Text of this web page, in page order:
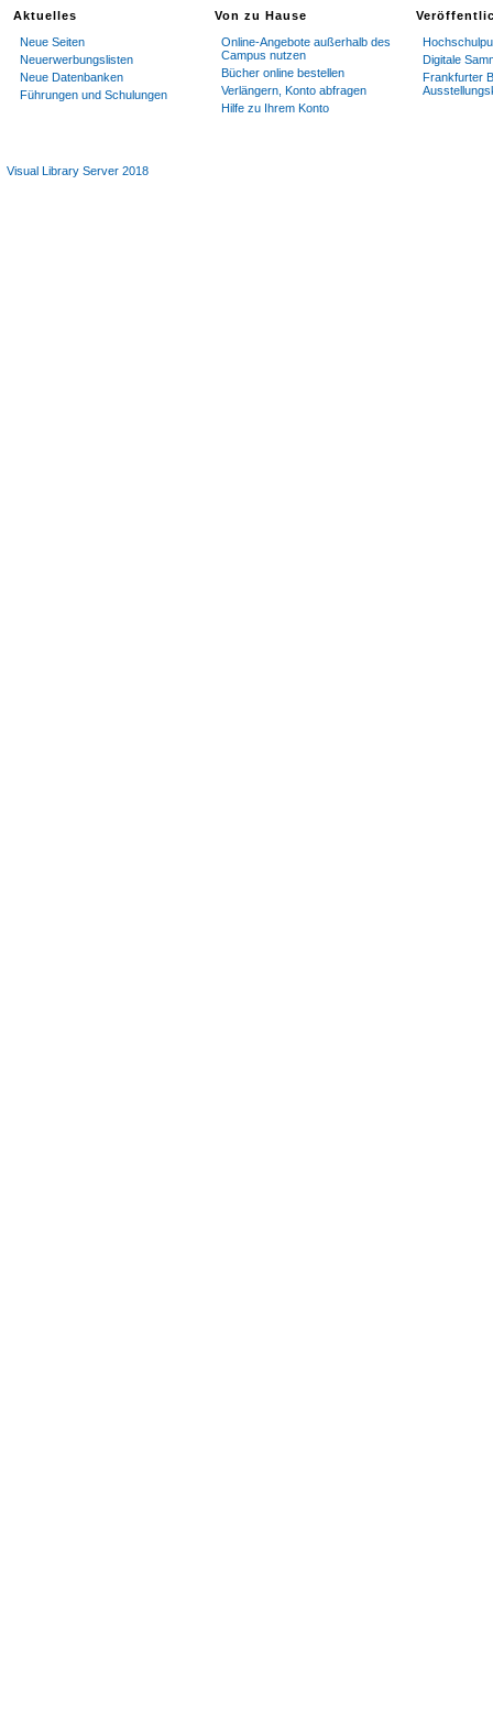
Aktuelles
Neue Seiten
Neuerwerbungslisten
Neue Datenbanken
Führungen und Schulungen
Von zu Hause
Online-Angebote außerhalb des
Campus nutzen
Bücher online bestellen
Verlängern, Konto abfragen
Hilfe zu Ihrem Konto
Digitale
Frankfurter
Visual Library Server 2018